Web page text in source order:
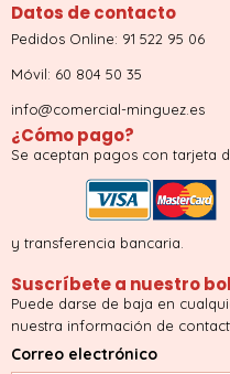
Datos de contacto
Pedidos Online: 91 522 95 06
Móvil: 60 804 50 35
info@comercial-minguez.es
¿Cómo pago?
Se aceptan pagos con tarjeta
y transferencia bancaria.
Suscríbete a nuestro
Puede darse de baja en
nuestra información de
Correo electrónico